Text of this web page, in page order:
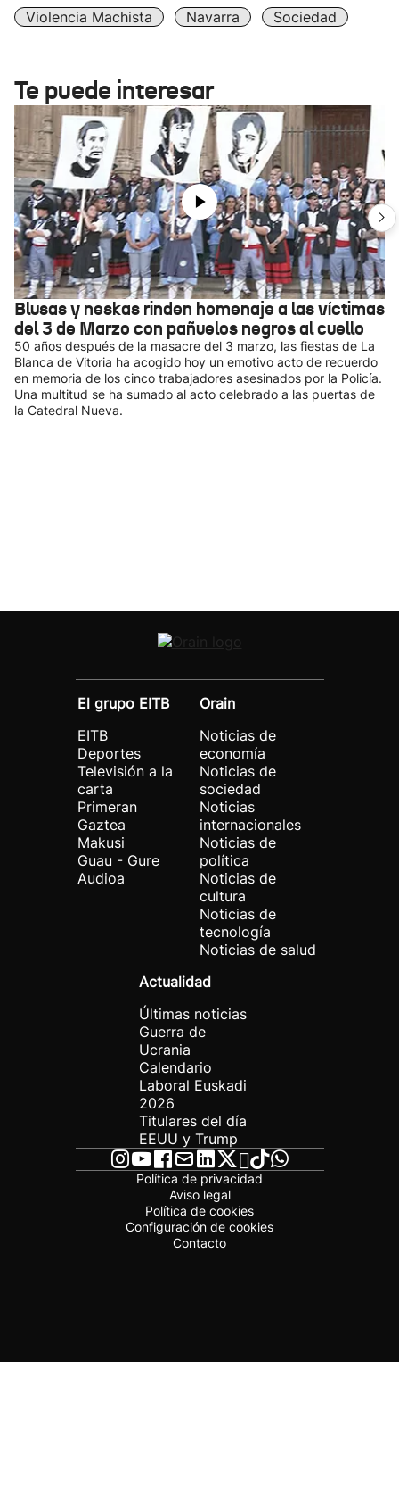
Violencia Machista Navarra Sociedad
Te puede interesar
Blusas y neskas rinden homenaje a las víctimas
del 3 de Marzo con pañuelos negros al cuello
50 años después de la masacre del 3 marzo, las fiestas de La
Blanca de Vitoria ha acogido hoy un emotivo acto de recuerdo
en memoria de los cinco trabajadores asesinados por la Policía.
Una multitud se ha sumado al acto celebrado a las puertas de
la Catedral Nueva.
El grupo EITB
EITB
Deportes
Televisión a la
carta
Primeran
Gaztea
Makusi
Guau - Gure
Audioa
Orain
Noticias de
economía
Noticias de
sociedad
Noticias
internacionales
Noticias de
política
Noticias de
cultura
Noticias de
tecnología
Noticias de salud
Actualidad
Últimas noticias
Guerra de
Ucrania
Calendario
Laboral Euskadi
2026
Titulares del día
EEUU y Trump
Política de privacidad
Aviso legal
Política de cookies
Configuración de cookies
Contacto